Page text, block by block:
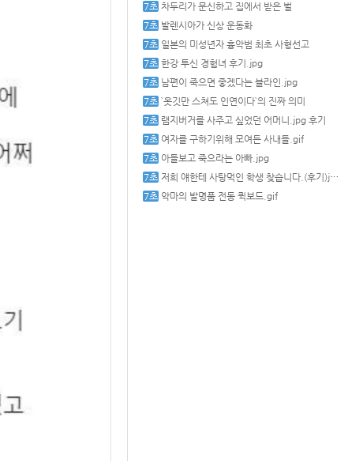
차두리가 문신하고 집에서 받은 벌
발렌시아가 신상 운동화
일본의 미성년자 흉악범 최초 사형선고
한강 투신 경험녀 후기.jpg
남편이 죽으면 좋겠다는 블라인.jpg
`옷깃만 스쳐도 인연이다`의 진짜 의미
램지버거를 사주고 싶었던 어머니.jpg 후기
여자를 구하기위해 모여든 사내들.gif
아들보고 죽으라는 아빠.jpg
저희 얘한테 사탕먹인 학생 찾습니다.(후기)jpg
악마의 발명품 전동 퀵보드.gif